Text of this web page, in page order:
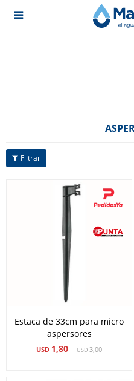

Estaca de 33cm para micro
aspersores
USD 1,80 USD3,00